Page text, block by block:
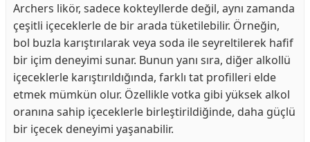
Archers likör, sadece kokteyllerde değil, aynı zamanda
çeşitli içeceklerle de bir arada tüketilebilir. Örneğin,
bol buzla karıştırılarak veya soda ile seyreltilerek hafif
bir içim deneyimi sunar. Bunun yanı sıra, diğer alkollü
içeceklerle karıştırıldığında, farklı tat profilleri elde
etmek mümkün olur. Özellikle votka gibi yüksek alkol
oranına sahip içeceklerle birleştirildiğinde, daha güçlü
bir içecek deneyimi yaşanabilir.